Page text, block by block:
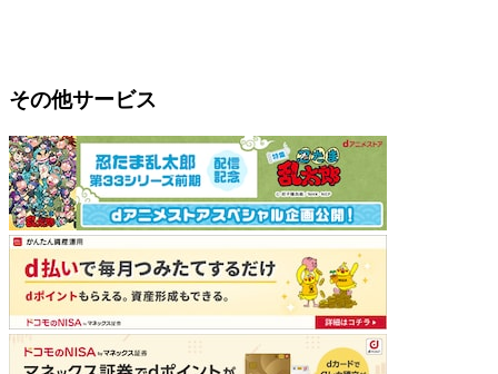
その他サービス